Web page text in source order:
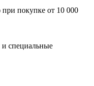
при покупке от 10 000
специальные